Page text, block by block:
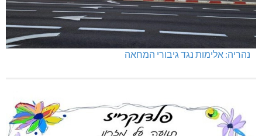
נהריה: אלימות נגד גיבורי המחאה